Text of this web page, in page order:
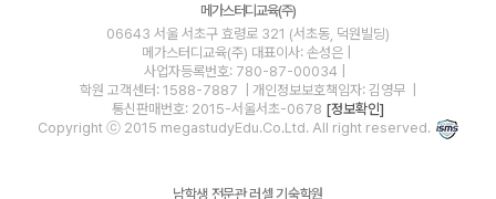
메가스터디교육(주)
06643 서울 서초구 효령로 321 (서초동, 덕원빌딩)
메가스터디교육(주) 대표이사: 손성은 |
사업자등록번호: 780-87-00034
학원 고객센터: 1588-7887
| 개인정보보호책임자: 김영무
통신판매번호: 2015-서울서초-0678 [정보확인]
Copyright ⓒ 2015 megastudyEdu.Co.Ltd. All right reserved.
남학생 전문관 러셀 기숙학원